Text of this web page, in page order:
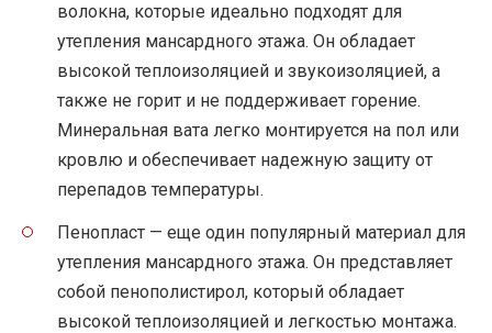
волокна, которые идеально подходят для
утепления мансардного этажа. Он обладает
высокой теплоизоляцией и звукоизоляцией, а
также не горит и не поддерживает горение.
Минеральная вата легко монтируется на пол или
кровлю и обеспечивает надежную защиту от
перепадов температуры.
Пенопласт — еще один популярный материал для
утепления мансардного этажа. Он представляет
собой пенополистирол, который обладает
высокой теплоизоляцией и легкостью монтажа.